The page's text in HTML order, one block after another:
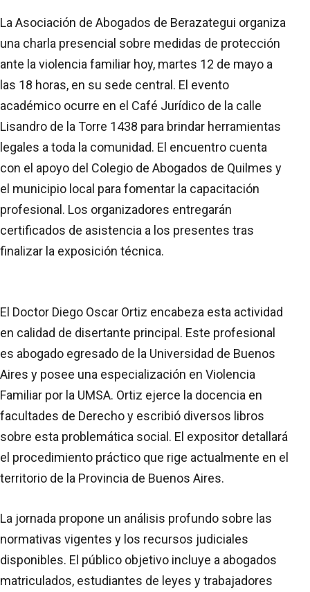
La Asociación de Abogados de Berazategui organiza
una charla presencial sobre medidas de protección
ante la violencia familiar hoy, martes 12 de mayo a
las 18 horas, en su sede central. El evento
académico ocurre en el Café Jurídico de la calle
Lisandro de la Torre 1438 para brindar herramientas
legales a toda la comunidad. El encuentro cuenta
con el apoyo del Colegio de Abogados de Quilmes y
el municipio local para fomentar la capacitación
profesional. Los organizadores entregarán
certificados de asistencia a los presentes tras
finalizar la exposición técnica.
El Doctor Diego Oscar Ortiz encabeza esta actividad
en calidad de disertante principal. Este profesional
es abogado egresado de la Universidad de Buenos
Aires y posee una especialización en Violencia
Familiar por la UMSA. Ortiz ejerce la docencia en
facultades de Derecho y escribió diversos libros
sobre esta problemática social. El expositor detallará
el procedimiento práctico que rige actualmente en el
territorio de la Provincia de Buenos Aires.
La jornada propone un análisis profundo sobre las
normativas vigentes y los recursos judiciales
disponibles. El público objetivo incluye a abogados
matriculados, estudiantes de leyes y trabajadores